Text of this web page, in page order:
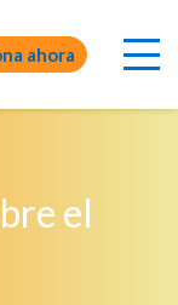
ahora
el